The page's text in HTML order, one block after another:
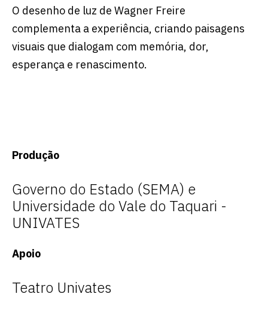
O desenho de luz de Wagner Freire
complementa a experiência, criando paisagens
visuais que dialogam com memória, dor,
esperança e renascimento.
Produção
Governo do Estado (SEMA) e
Universidade do Vale do Taquari -
UNIVATES
Apoio
Teatro Univates